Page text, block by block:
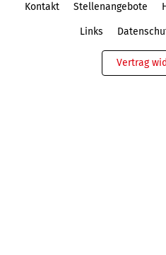
Kontakt Stellenangebote
Links
Vertrag